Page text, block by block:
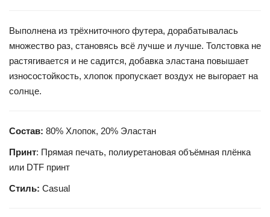
Выполнена из трёхниточного футера, дорабатывалась
множество раз, становясь всё лучше и лучше. Толстовка не
растягивается и не садится, добавка эластана повышает
износостойкость, хлопок пропускает воздух не выгорает на
солнце.
Состав: 80% Хлопок, 20% Эластан
Принт: Прямая печать, полиуретановая объёмная плёнка
или DTF принт
Стиль: Casual